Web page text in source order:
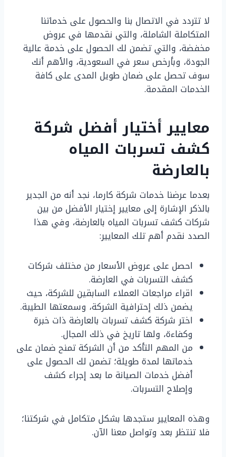
لا تتردد في الاتصال بنا والحصول على خدماتنا
المتكاملة الشاملة، والتي نقدمها في عروض
مخفضة، والتي تضمن لك الحصول على خدمة عالية
الجودة، وبأرخص سعر في السعودية، والأهم أنك
سوف تحصل على ضمان طويل المدى على كافة
الخدمات المقدمة.
معايير أختيار أفضل شركة
كشف تسربات المياه
بالعارضة
بعدما عرضنا خدمات شركة كارما، نجد أنه من الجدير
بالذكر الإشارة إلى معايير إختيار الأفضل من بين
شركات كشف تسربات المياه بالعارضة، وفي هذا
الصدد نقدم أهم تلك المعايير:
احصل على عروض الأسعار من مختلف شركات
كشف التسربات في العارضة.
اقراء مراجعات العملاء السابقين للشركة، حيث
يضمن ذلك إحترافية الشركة، وسمعتها الطيبة.
اختر شركة كشف تسربات بالعارضة ذات خبرة
وكفاءة، ولها تاريخ في ذلك المجال.
من المهم التأكد من أن الشركة تمنح ضمان على
خدماتها لمدة طويلة؛ تضمن لك الحصول على
أفضل خدمات الصيانة ما بعد إجراء كشف
وإصلاح التسربات.
وهذه المعايير ستجدها بشكل متكامل في شركتنا؛
فلا تنتظر بعد وتواصل معنا الآن.